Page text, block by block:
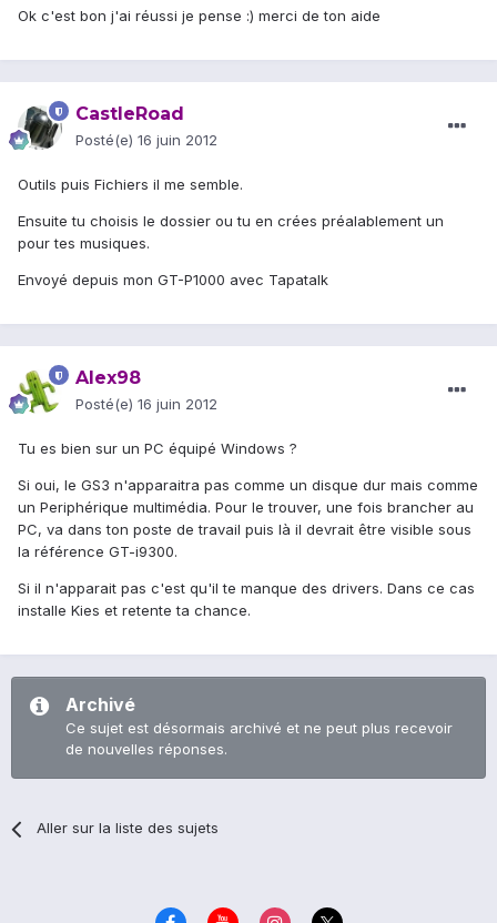
Ok c'est bon j'ai réussi je pense :) merci de ton aide
CastleRoad
Posté(e) 16 juin 2012
Outils puis Fichiers il me semble.
Ensuite tu choisis le dossier ou tu en crées préalablement un
pour tes musiques.
Envoyé depuis mon GT-P1000 avec Tapatalk
Alex98
Posté(e) 16 juin 2012
Tu es bien sur un PC équipé Windows ?
Si oui, le GS3 n'apparaitra pas comme un disque dur mais comme
un Periphérique multimédia. Pour le trouver, une fois brancher au
PC, va dans ton poste de travail puis là il devrait être visible sous
la référence GT-i9300.
Si il n'apparait pas c'est qu'il te manque des drivers. Dans ce cas
installe Kies et retente ta chance.
Archivé
Ce sujet est désormais archivé et ne peut plus recevoir
de nouvelles réponses.
Aller sur la liste des sujets